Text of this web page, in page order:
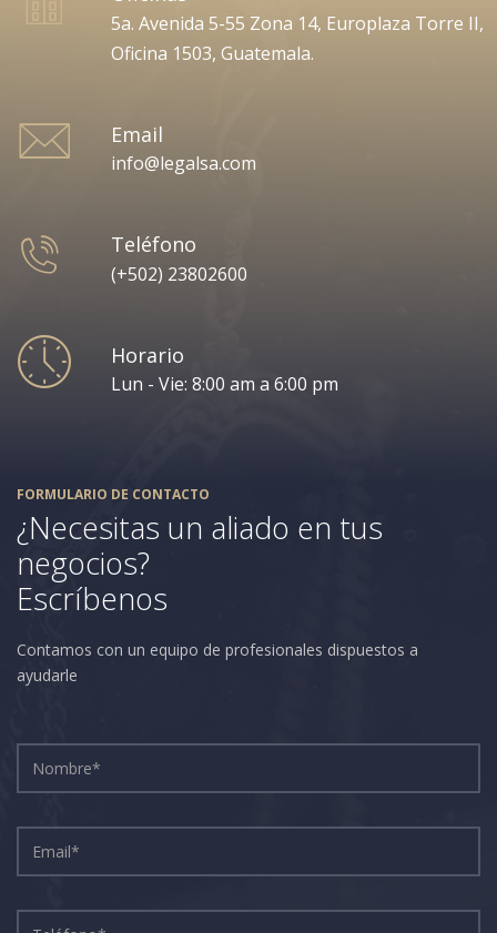
5a. Avenida 5-55 Zona 14, Europlaza Torre II,
Oficina 1503, Guatemala.
Email
info@legalsa.com
Teléfono
(+502) 23802600
Horario
Lun - Vie: 8:00 am a 6:00 pm
FORMULARIO DE CONTACTO
¿Necesitas un aliado en tus
negocios?
Escríbenos
Contamos con un equipo de profesionales dispuestos a
ayudarle